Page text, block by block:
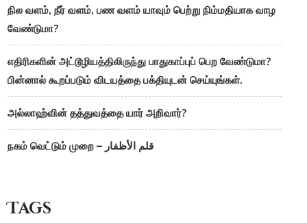
நில வளம், நீர் வளம், பண வளம் யாவும் பெற்று நிம்மதியாக வாழ
வேண்டுமா?
எதிரிகளின் அட்டூழியத்திலிருந்து பாதுகாப்புப் பெற வேண்டுமா?
பின்னால் கூறப்படும் விடயத்தை பக்தியுடன் செய்யுங்கள்.
அல்லாஹ்வின் தத்துவத்தை யார் அறிவார்?
நகம் வெட்டும் முறை – قلم الأظفار
Tags